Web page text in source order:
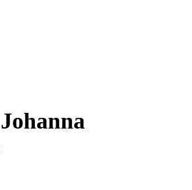
Johanna